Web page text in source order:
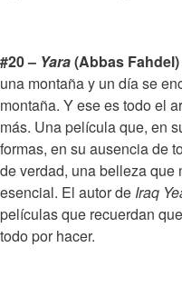
#20 – Yara(Abbas Fahdel)
una montaña y un día se
montaña. Y ese es todo el
más. Una película que, en
formas, en su ausencia de
de verdad, una belleza que
esencial. El autor de Iraq
películas que recuerdan
todo por hacer.